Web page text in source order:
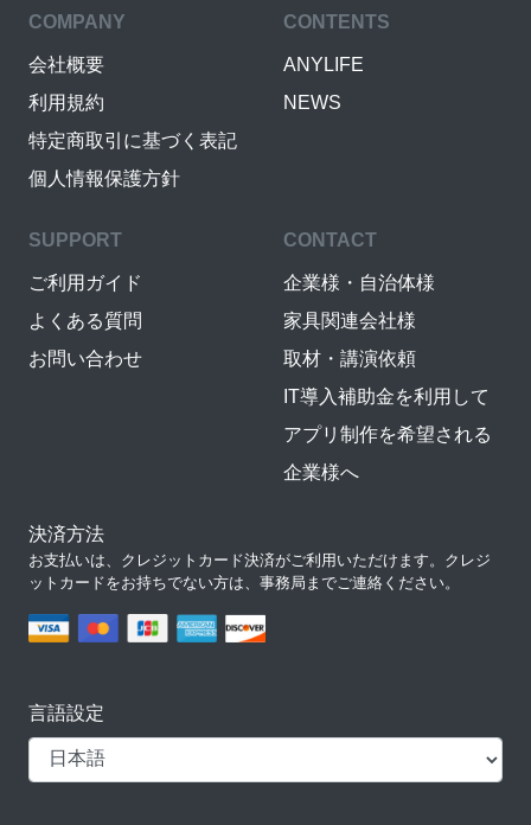
COMPANY
会社概要
利用規約
特定商取引に基づく表記
個人情報保護方針
CONTENTS
ANYLIFE
NEWS
SUPPORT
ご利用ガイド
よくある質問
お問い合わせ
CONTACT
企業様・自治体様
家具関連会社様
取材・講演依頼
IT導入補助金を利用して
アプリ制作を希望される
企業様へ
決済方法
お支払いは、クレジットカード決済がご利用いただけます。クレジ
ットカードをお持ちでない方は、事務局までご連絡ください。
言語設定